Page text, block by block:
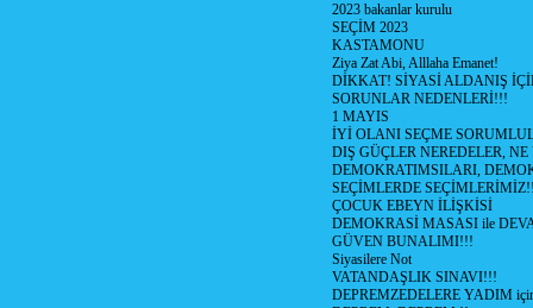
2023 bakanlar kurulu
SEÇİM 2023
KASTAMONU
Ziya Zat Abi, Alllaha Emanet!
DİKKAT! SİYASİ ALDANIŞ
SORUNLAR NEDENLERİ!!!
1 MAYIS
İYİ OLANI SEÇME
DIŞ GÜÇLER NEREDELER,
DEMOKRATIMSILARI,
SEÇİMLERDE
ÇOCUK EBEYN İLİŞKİSİ
DEMOKRASİ MASASI ile
GÜVEN BUNALIMI!!!
Siyasilere Not
VATANDAŞLIK SINAVI!!!
DEPREMZEDELERE YADIM